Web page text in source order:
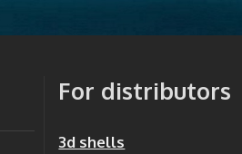
For distributors
3d shells